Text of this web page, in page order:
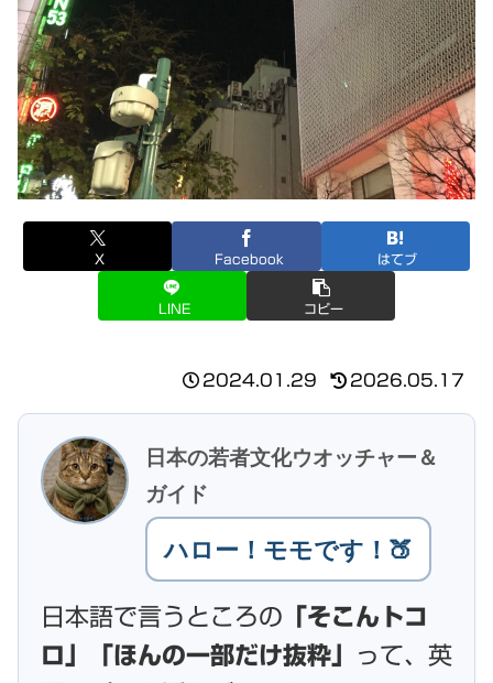
X Facebook はてブ
LINE コピー
2024.01.29 2026.05.17
日本の若者文化ウオッチャー＆
ガイド
ハロー！モモです！🍑
日本語で言うところの 「そこんトコ
ロ」「ほんの一部だけ抜粋」
って、英